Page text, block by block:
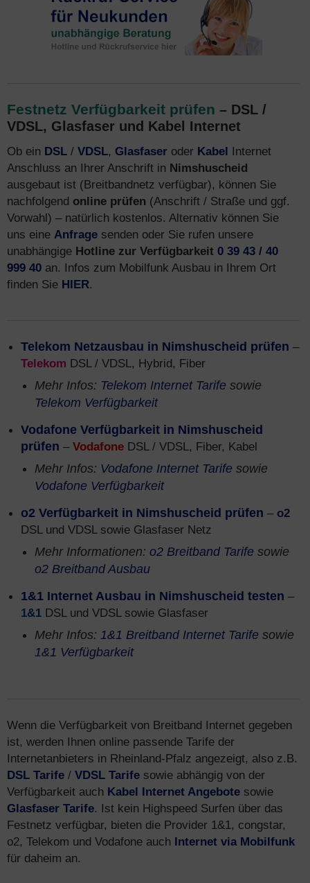
Festnetz Verfügbarkeit prüfen – DSL /
VDSL, Glasfaser und Kabel Internet
Ob ein DSL / VDSL, Glasfaser oder Kabel Internet
Anschluss an Ihrer Anschrift in Nimshuscheid
ausgebaut ist (Breitbandnetz verfügbar), können Sie
nachfolgend online prüfen (Anschrift / Straße und ggf.
Vorwahl) – natürlich kostenlos. Alternativ können Sie
uns eine Anfrage senden oder Sie rufen unsere
unabhängige Hotline zur Verfügbarkeit 0 39 43 / 40
999 40 an. Infos zum Mobilfunk Ausbau in Ihrem Ort
finden Sie HIER.
Telekom Netzausbau in Nimshuscheid prüfen –
Telekom DSL / VDSL, Hybrid, Fiber
Mehr Infos: Telekom Internet Tarife sowie
Telekom Verfügbarkeit
Vodafone Verfügbarkeit in Nimshuscheid
prüfen – Vodafone DSL / VDSL, Fiber, Kabel
Mehr Infos: Vodafone Internet Tarife sowie
Vodafone Verfügbarkeit
o2 Verfügbarkeit in Nimshuscheid prüfen – o2
DSL und VDSL sowie Glasfaser Netz
Mehr Informationen: o2 Breitband Tarife sowie
o2 Breitband Ausbau
1&1 Internet Ausbau in Nimshuscheid testen –
1&1 DSL und VDSL sowie Glasfaser
Mehr Infos: 1&1 Breitband Internet Tarife sowie
1&1 Verfügbarkeit
Wenn die Verfügbarkeit von Breitband Internet gegeben
ist, werden Ihnen online passende Tarife der
Internetanbieters in Rheinland-Pfalz angezeigt, also z.B.
DSL Tarife / VDSL Tarife sowie abhängig von der
Verfügbarkeit auch Kabel Internet Angebote sowie
Glasfaser Tarife. Ist kein Highspeed Surfen über das
Festnetz verfügbar, bieten die Provider 1&1, congstar,
o2, Telekom und Vodafone auch Internet via Mobilfunk
für daheim an.